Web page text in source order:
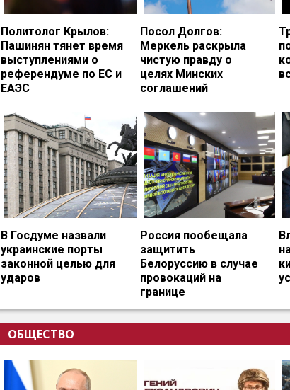
Политолог Крылов:
Пашинян тянет время
выступлениями о
референдуме по ЕС и
ЕАЭС
Посол Долгов:
Меркель раскрыла
чистую правду о
целях Минских
соглашений
В Госдуме назвали
украинские порты
законной целью для
ударов
Россия пообещала
защитить
Белоруссию в случае
провокаций на
границе
ОБЩЕСТВО